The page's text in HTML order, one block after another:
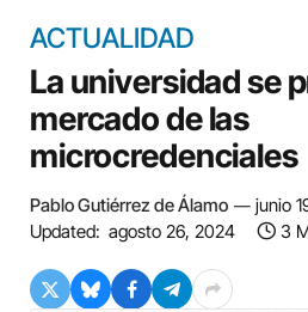
ACTUALIDAD
La universidad se
mercado de las
microcredenciales
Pablo Gutiérrez de Álamo
junio
Updated: agosto 26, 2024 3